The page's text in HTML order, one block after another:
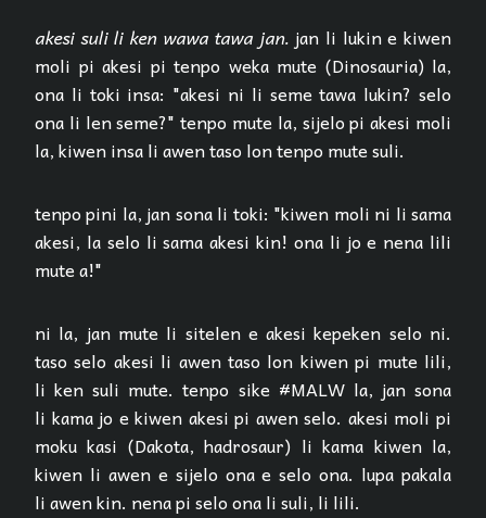
akesi suli li ken wawa tawa jan. jan li lukin e kiwen
moli pi akesi pi tenpo weka mute (Dinosauria) la,
ona li toki insa: "akesi ni li seme tawa lukin? selo
ona li len seme?" tenpo mute la, sijelo pi akesi moli
la, kiwen insa li awen taso lon tenpo mute suli.
tenpo pini la, jan sona li toki: "kiwen moli ni li sama
akesi, la selo li sama akesi kin! ona li jo e nena lili
mute a!"
ni la, jan mute li sitelen e akesi kepeken selo ni.
taso selo akesi li awen taso lon kiwen pi mute lili,
li ken suli mute. tenpo sike #MALW la, jan sona
li kama jo e kiwen akesi pi awen selo. akesi moli pi
moku kasi (Dakota, hadrosaur) li kama kiwen la,
kiwen li awen e sijelo ona e selo ona. lupa pakala
li awen kin. nena pi selo ona li suli, li lili.